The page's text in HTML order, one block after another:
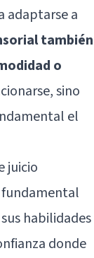
adaptarse a
también
o
sino
el
juicio
fundamental
habilidades
donde